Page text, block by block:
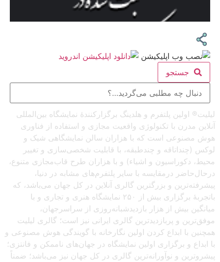
جستجو
لیلیت® اولین پلتفرم و هلدینگ برگزارکنندهٔ نمایشگاه بین‌المللی
آنلاین مدرن با تکنولوژی واقعیت مجازی و استفاده از فناوری
هوش مصنوعی است که با هزاران سالن نمایشگاهی شیک و
لوکس (چنداتاقه و چندطبقه، با قابلیت شخصی‌سازی و تغییر
محیط، دکوراسیون و اشیاء) و با هزاران طرح قاب‌مجازی متنوع،
درحال‌حاضر درمقایسه با سایر پلتفرم‌های مشابه در دنیا،
پیشرفته‌ترین و بزرگترین گالری آنلاین در کل جهان می‌باشد، که
باتجربهٔ برگزاری بیش از ۲۵۰ نمایشگاه هنری و تجاری و با
میانگین بیش از هزار بازدیدشبانه‌روزی از سراسرجهان،
موفق‌ترین و پربازدیدترین گالری ایرانی نیز است؛ گالری لیلیت
همچنین با ابداع کردن اولین نگارخانه با گویندگی هوش مصنوعی و
با ابداع و برگزاری اولین نمایشگاه در جهان‌های ناممکن و فانتزی؛
پیشروترین و نوآورانه‌ترین گالری در کل جهان نیز می‌باشد؛ ضمناً